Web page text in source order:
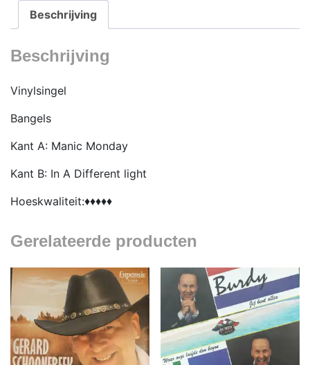
Beschrijving
Beschrijving
Vinylsingel
Bangels
Kant A: Manic Monday
Kant B: In A Different light
Hoeskwaliteit:♦♦♦♦♦
Gerelateerde producten